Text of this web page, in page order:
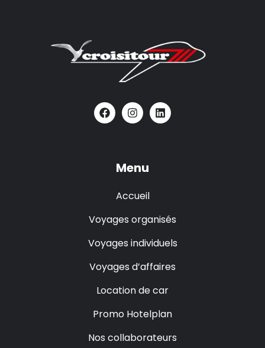
Menu
Accueil
Voyages organisés
Voyages individuels
Voyages d’affaires
Location de car
Promo Hotelplan
Nos collaborateurs